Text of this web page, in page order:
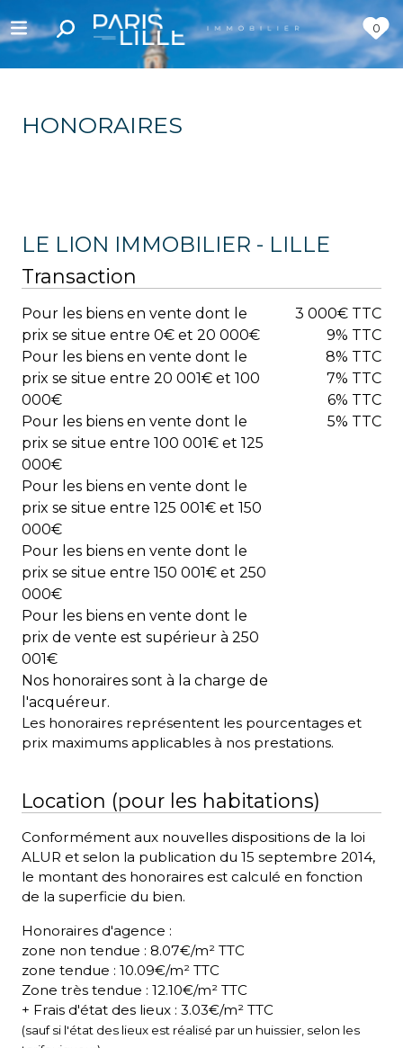
0
HONORAIRES
LE LION IMMOBILIER - LILLE
Transaction
Pour les biens en vente dont le
prix se situe entre 0€ et 20 000€
Pour les biens en vente dont le
prix se situe entre 20 001€ et 100
000€
Pour les biens en vente dont le
prix se situe entre 100 001€ et 125
000€
Pour les biens en vente dont le
prix se situe entre 125 001€ et 150
000€
Pour les biens en vente dont le
prix se situe entre 150 001€ et 250
000€
Pour les biens en vente dont le
prix de vente est supérieur à 250
001€
Nos honoraires sont à la charge de
l'acquéreur.
3 000€ TTC
9% TTC
8% TTC
7% TTC
6% TTC
5% TTC
Les honoraires représentent les pourcentages et
prix maximums applicables à nos prestations.
Location (pour les habitations)
Conformément aux nouvelles dispositions de la loi
ALUR et selon la publication du 15 septembre 2014,
le montant des honoraires est calculé en fonction
de la superficie du bien.
Honoraires d'agence :
zone non tendue : 8.07€/m² TTC
zone tendue : 10.09€/m² TTC
Zone très tendue : 12.10€/m² TTC
+ Frais d'état des lieux : 3.03€/m² TTC
(sauf si l'état des lieux est réalisé par un huissier, selon les